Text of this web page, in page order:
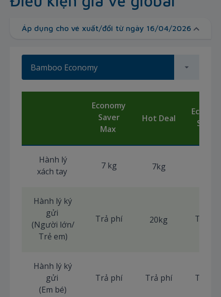
Áp dụng cho vé xuất/đổi từ ngày 16/04/2026
Bamboo Economy
Economy
Saver
Max
Hot Deal
Smart
Hành lý
xách tay
7 kg 7kg
Hành lý ký
gửi
(Người lớn/
Trẻ em)
Trả phí 20kg Trả
Hành lý ký
gửi
(Em bé)
Trả phí Trả phí Trả